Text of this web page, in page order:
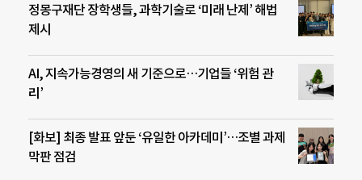
정몽구재단 장학생들, 과학기술로 ‘미래 난제’ 해법
제시
AI, 지속가능경영의 새 기준으로…기업들 ‘위험 관
리’
[화보] 최종 발표 앞둔 ‘유일한 아카데미’…조별 과제
막판 점검